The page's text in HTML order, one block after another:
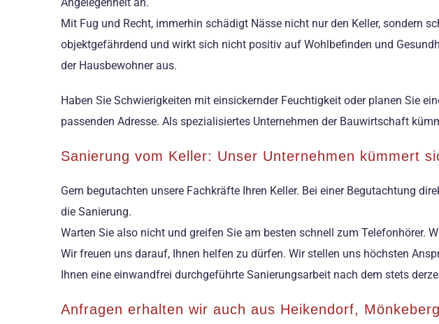
Mit Fug und Recht, immerhin schädigt Nässe nicht nur den Keller, sondern
objektgefährdend und wirkt sich nicht positiv auf Wohlbefinden und
der Hausbewohner aus.
Haben Sie Schwierigkeiten mit einsickernder Feuchtigkeit oder planen Sie
passenden Adresse. Als spezialisiertes Unternehmen der Bauwirtschaft
Sanierung vom Keller: Unser Unternehmen kümmert
Gern begutachten unsere Fachkräfte Ihren Keller. Bei einer Begutachtung
die Sanierung.
Warten Sie also nicht und greifen Sie am besten schnell zum Telefonhörer.
Wir freuen uns darauf, Ihnen helfen zu dürfen. Wir stellen uns höchsten
Ihnen eine einwandfrei durchgeführte Sanierungsarbeit nach dem stets
Anfragen erhalten wir auch aus Heikendorf,